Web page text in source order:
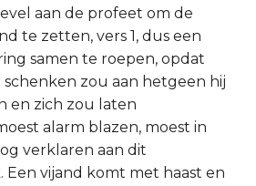
aan de profeet om de
te zetten, vers 1, dus een
samen te roepen, opdat
zou aan hetgeen hij
en zich zou laten
alarm blazen, moest in
verklaren aan dit
Een vijand komt met haast en